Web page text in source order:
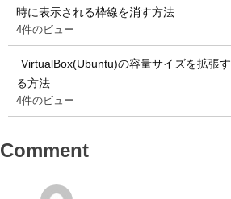
時に表示される枠線を消す方法
4件のビュー
VirtualBox(Ubuntu)の容量サイズを拡張す
る方法
4件のビュー
Comment